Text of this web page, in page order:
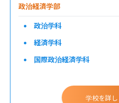
政治経済学部
政治学科
経済学科
国際政治経済学科
学校を詳